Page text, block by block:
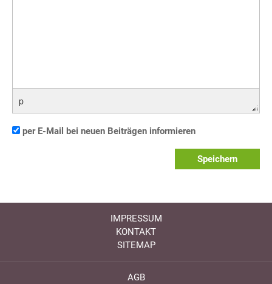
p
per E-Mail bei neuen Beiträgen informieren
Speichern
IMPRESSUM
KONTAKT
SITEMAP
AGB